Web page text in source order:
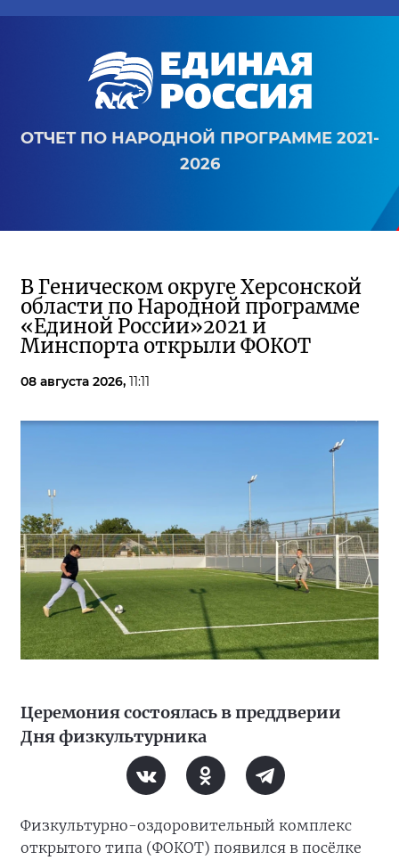
ОТЧЕТ ПО НАРОДНОЙ ПРОГРАММЕ 2021-
2026
В Геническом округе Херсонской
области по Народной программе
«Единой России»2021 и
Минспорта открыли ФОКОТ
08 августа 2026, 11:11
Церемония состоялась в преддверии
Дня физкультурника
Физкультурно-оздоровительный комплекс
открытого типа (ФОКОТ) появился в посёлке